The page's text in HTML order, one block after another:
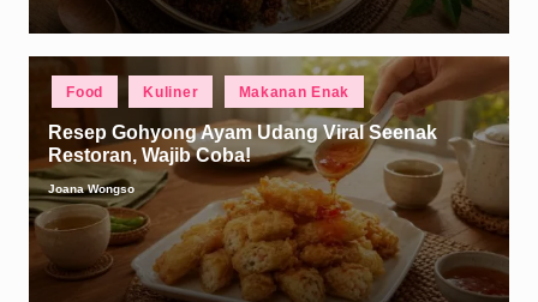
Food Kuliner Makanan Enak
Resep Gohyong Ayam Udang Viral Seenak
Restoran, Wajib Coba!
Posted
by
Joana Wongso